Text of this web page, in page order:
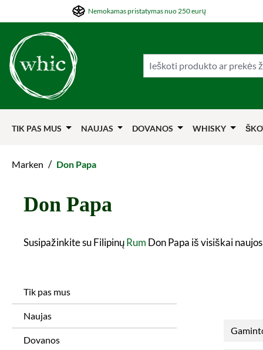
į pagrindinį turinį
Šokti į pagrindinę navigacijąNemokamas pristatymas nuo 250 eurų
TIK PAS MUS NAUJAS DOVANOS WHISKY
Marken / Don Papa
Don Papa
Susipažinkite su FilipinųRum Don Papa iš visiškai
Tik pas mus
Naujas
Dovanos